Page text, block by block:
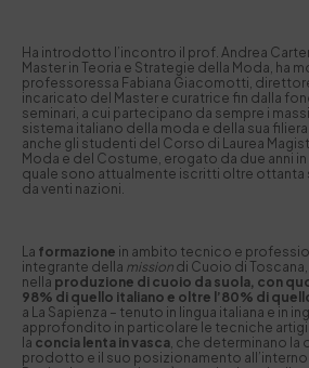
Ha introdotto l’incontro il prof. Andrea
Master in Teoria e Strategie della Moda, ha
professoressa Fabiana Giacomotti,
incaricato del Master e curatrice fin dalla
seminari, a cui partecipano da sempre i
sistema italiano della moda e della sua
anche gli studenti del Corso di Laurea
Moda e del Costume, erogato da due anni in
quale sono attualmente iscritti oltre ottanta
da venti nazioni.
La formazione in ambito tecnico e
integrante della mission di Cuoio di
nella produzione di cuoio da suola, con
98% di quello italiano e oltre l’80% di
a La Sapienza – tenuto in lingua italiana e in
approfondito in particolare le tecniche
la concia lenta in vasca, che determinano la
prodotto e il suo posizionamento